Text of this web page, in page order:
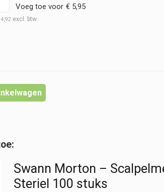
Voeg toe voor € 5,95
4,92
Swann Morton –
Steriel 100 stuks